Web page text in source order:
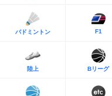
バドミントン F1
陸上 Bリーグ